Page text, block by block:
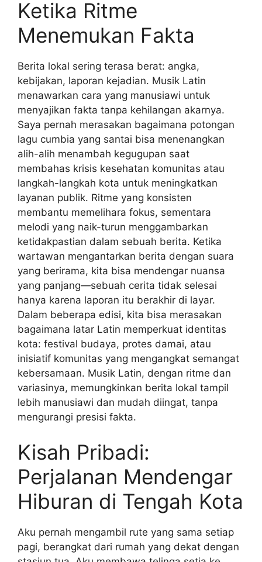
Ketika Ritme
Menemukan Fakta
Berita lokal sering terasa berat: angka,
kebijakan, laporan kejadian. Musik Latin
menawarkan cara yang manusiawi untuk
menyajikan fakta tanpa kehilangan akarnya.
Saya pernah merasakan bagaimana potongan
lagu cumbia yang santai bisa menenangkan
alih-alih menambah kegugupan saat
membahas krisis kesehatan komunitas atau
langkah-langkah kota untuk meningkatkan
layanan publik. Ritme yang konsisten
membantu memelihara fokus, sementara
melodi yang naik-turun menggambarkan
ketidakpastian dalam sebuah berita. Ketika
wartawan mengantarkan berita dengan suara
yang berirama, kita bisa mendengar nuansa
yang panjang—sebuah cerita tidak selesai
hanya karena laporan itu berakhir di layar.
Dalam beberapa edisi, kita bisa merasakan
bagaimana latar Latin memperkuat identitas
kota: festival budaya, protes damai, atau
inisiatif komunitas yang mengangkat semangat
kebersamaan. Musik Latin, dengan ritme dan
variasinya, memungkinkan berita lokal tampil
lebih manusiawi dan mudah diingat, tanpa
mengurangi presisi fakta.
Kisah Pribadi:
Perjalanan Mendengar
Hiburan di Tengah Kota
Aku pernah mengambil rute yang sama setiap
pagi, berangkat dari rumah yang dekat dengan